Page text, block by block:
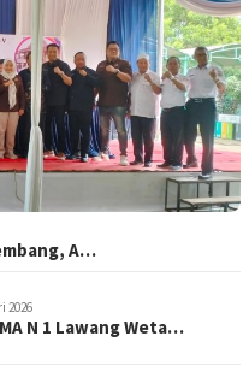
A…
2026
N 1 Lawang Weta…